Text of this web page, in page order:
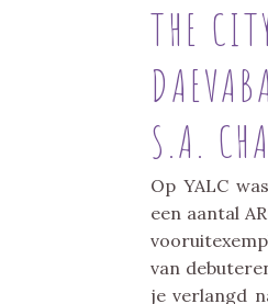
THE
S.A.
Op YALC
een aantal
van
je verlangd